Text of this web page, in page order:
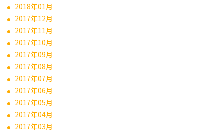
2018年01月
2017年12月
2017年11月
2017年10月
2017年09月
2017年08月
2017年07月
2017年06月
2017年05月
2017年04月
2017年03月